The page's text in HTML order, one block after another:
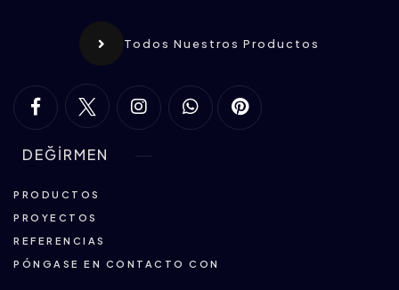
Todos Nuestros Productos
DEĞİRMEN
PRODUCTOS
PROYECTOS
REFERENCIAS
PÓNGASE EN CONTACTO CON